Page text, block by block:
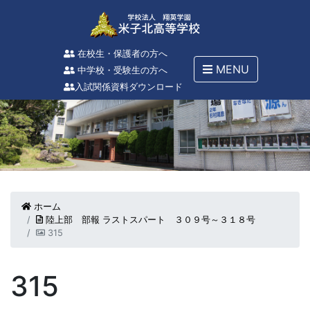
在校生・保護者の方へ
中学校・受験生の方へ
入試関係資料ダウンロード
MENU
ホーム
陸上部 部報 ラストスパート ３０９号～３１８号
315
315